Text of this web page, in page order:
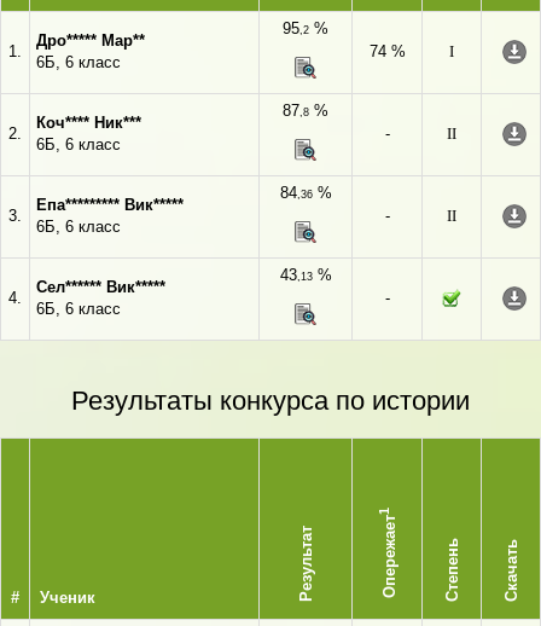
1.
Дро***** Мар**
6Б, 6 класс
95,2 %
74 %
I
2.
Коч**** Ник***
6Б, 6 класс
87,8 %
-
II
3.
Епа********* Вик*****
6Б, 6 класс
84,36%
-
II
4.
Сел****** Вик*****
6Б, 6 класс
43,13%
-
Результаты конкурса по истории
# Ученик Результат Опережает
1
Степень Скачать